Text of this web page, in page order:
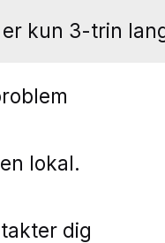
kun 3-trin
lokal.
dig